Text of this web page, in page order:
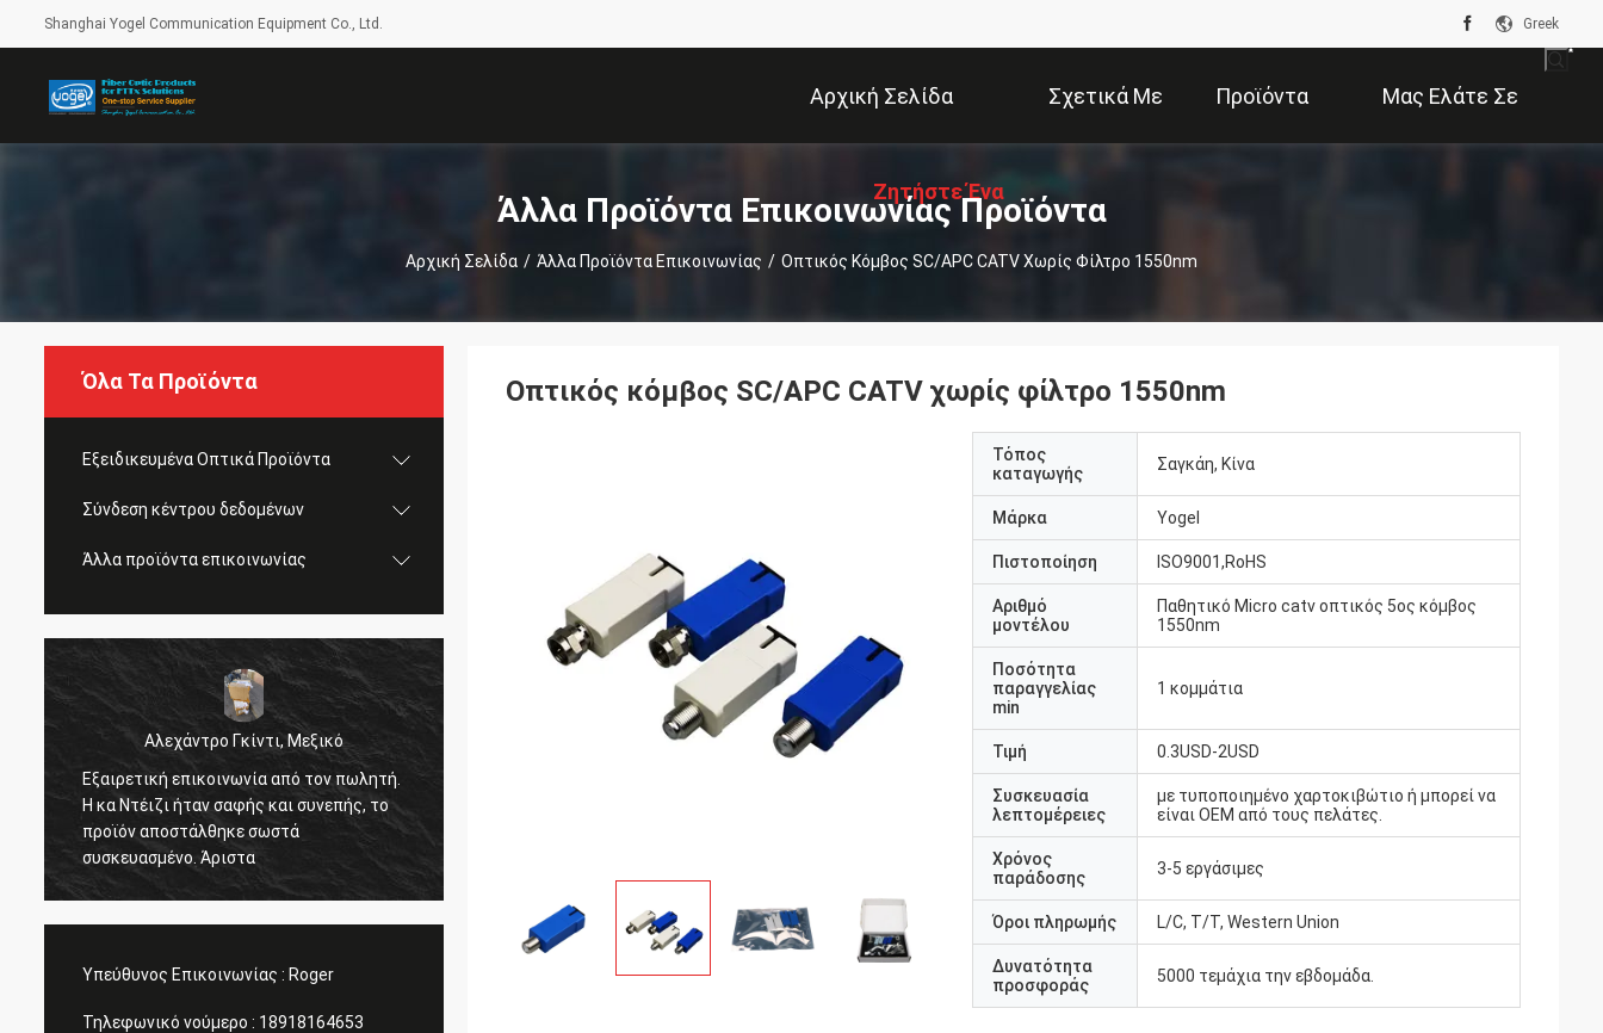
Shanghai Yogel Communication Equipment Co., Ltd. Greek
Αρχική Σελίδα Σχετικά Με Προϊόντα Μας Ελάτε Σε
Επαφή Με
Ζητήστε Ένα
Άλλα Προϊόντα Επικοινωνίας Προϊόντα
Αρχική Σελίδα / Άλλα Προϊόντα Επικοινωνίας / Οπτικός Κόμβος SC/APC CATV Χωρίς Φίλτρο 1550nm
Όλα Τα Προϊόντα
Εξειδικευμένα Οπτικά Προϊόντα
Σύνδεση κέντρου δεδομένων
Άλλα προϊόντα επικοινωνίας
Σεργκέι Σαπότκιν, Ρωσική Ομοσπονδία
όλα καλά
rhode alain,Γαλλία
Υπεύθυνος Επικοινωνίας : Roger
Τηλεφωνικό νούμερο : 18918164653
Οπτικός κόμβος SC/APC CATV χωρίς φίλτρο 1550nm
Τόπος
καταγωγής
Σαγκάη, Κίνα
Μάρκα Yogel
Πιστοποίηση ISO9001,RoHS
Αριθμό
μοντέλου
Παθητικό Micro catv οπτικός 5ος κόμβος
1550nm
Ποσότητα
παραγγελίας
min
1 κομμάτια
Τιμή 0.3USD-2USD
Συσκευασία
λεπτομέρειες
με τυποποιημένο χαρτοκιβώτιο ή μπορεί να
είναι OEM από τους πελάτες.
Χρόνος
παράδοσης
3-5 εργάσιμες
Όροι πληρωμής L/C, T/T, Western Union
Δυνατότητα
προσφοράς
5000 τεμάχια την εβδομάδα.